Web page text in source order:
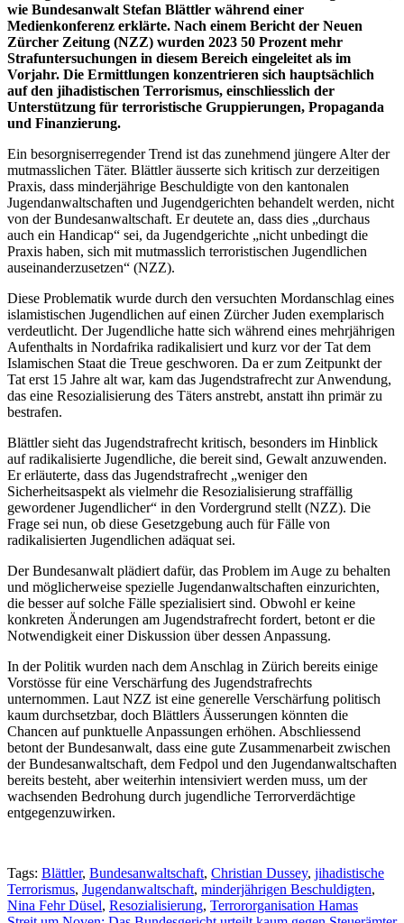
wie Bundesanwalt Stefan Blättler während einer
Medienkonferenz erklärte. Nach einem Bericht der Neuen
Zürcher Zeitung (NZZ) wurden 2023 50 Prozent mehr
Strafuntersuchungen in diesem Bereich eingeleitet als im
Vorjahr. Die Ermittlungen konzentrieren sich hauptsächlich
auf den jihadistischen Terrorismus, einschliesslich der
Unterstützung für terroristische Gruppierungen, Propaganda
und Finanzierung.
Ein besorgniserregender Trend ist das zunehmend jüngere Alter der
mutmasslichen Täter. Blättler äusserte sich kritisch zur derzeitigen
Praxis, dass minderjährige Beschuldigte von den kantonalen
Jugendanwaltschaften und Jugendgerichten behandelt werden, nicht
von der Bundesanwaltschaft. Er deutete an, dass dies „durchaus
auch ein Handicap“ sei, da Jugendgerichte „nicht unbedingt die
Praxis haben, sich mit mutmasslich terroristischen Jugendlichen
auseinanderzusetzen“ (NZZ).
Diese Problematik wurde durch den versuchten Mordanschlag eines
islamistischen Jugendlichen auf einen Zürcher Juden exemplarisch
verdeutlicht. Der Jugendliche hatte sich während eines mehrjährigen
Aufenthalts in Nordafrika radikalisiert und kurz vor der Tat dem
Islamischen Staat die Treue geschworen. Da er zum Zeitpunkt der
Tat erst 15 Jahre alt war, kam das Jugendstrafrecht zur Anwendung,
das eine Resozialisierung des Täters anstrebt, anstatt ihn primär zu
bestrafen.
Blättler sieht das Jugendstrafrecht kritisch, besonders im Hinblick
auf radikalisierte Jugendliche, die bereit sind, Gewalt anzuwenden.
Er erläuterte, dass das Jugendstrafrecht „weniger den
Sicherheitsaspekt als vielmehr die Resozialisierung straffällig
gewordener Jugendlicher“ in den Vordergrund stellt (NZZ). Die
Frage sei nun, ob diese Gesetzgebung auch für Fälle von
radikalisierten Jugendlichen adäquat sei.
Der Bundesanwalt plädiert dafür, das Problem im Auge zu behalten
und möglicherweise spezielle Jugendanwaltschaften einzurichten,
die besser auf solche Fälle spezialisiert sind. Obwohl er keine
konkreten Änderungen am Jugendstrafrecht fordert, betont er die
Notwendigkeit einer Diskussion über dessen Anpassung.
In der Politik wurden nach dem Anschlag in Zürich bereits einige
Vorstösse für eine Verschärfung des Jugendstrafrechts
unternommen. Laut NZZ ist eine generelle Verschärfung politisch
kaum durchsetzbar, doch Blättlers Äusserungen könnten die
Chancen auf punktuelle Anpassungen erhöhen. Abschliessend
betont der Bundesanwalt, dass eine gute Zusammenarbeit zwischen
der Bundesanwaltschaft, dem Fedpol und den Jugendanwaltschaften
bereits besteht, aber weiterhin intensiviert werden muss, um der
wachsenden Bedrohung durch jugendliche Terrorverdächtige
entgegenzuwirken.
Tags: Blättler, Bundesanwaltschaft, Christian Dussey, jihadistische
Terrorismus, Jugendanwaltschaft, minderjährigen Beschuldigten,
Nina Fehr Düsel, Resozialisierung, Terrororganisation Hamas